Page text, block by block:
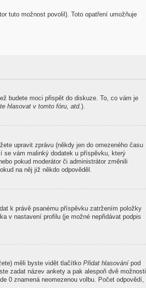
tuto možnost povolil). Toto opatření umožňuje
budete moci přispět do diskuze. To, co vám je
hlasovat v tomto fóru, atd. ).
upravit zprávu (někdy jen do omezeného času
se vám malinký dodatek u příspěvku, který
pokud moderátor či administrátor změnili
na něj již někdo odpověděl.
k právě psanému příspěvku zatržením položky
v nastavení profilu (je možné nepřidávat podpis
měli byste vidět tlačítko Přidat hlasovánípod
zadat název ankety a pak alespoň dvě možnosti
0 znamená neomezenou volbu. Počet odpovědí,